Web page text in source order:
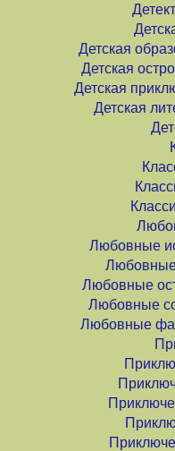
Детская
Детская
Детская
Детская
Любовные
Любовные
Любовные
Любовные
Любовные